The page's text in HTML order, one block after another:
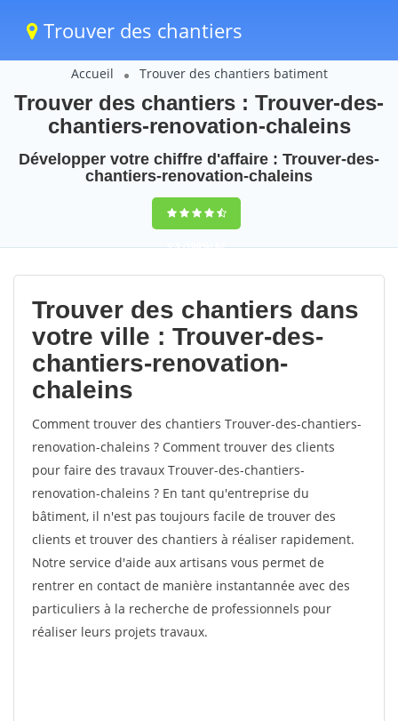
Trouver des chantiers
Accueil Trouver des chantiers batiment
Trouver des chantiers : Trouver-des-
chantiers-renovation-chaleins
Développer votre chiffre d'affaire : Trouver-des-
chantiers-renovation-chaleins
9,5(100%)82
votes
Trouver des chantiers dans
votre ville : Trouver-des-
chantiers-renovation-
chaleins
Comment trouver des chantiers Trouver-des-chantiers-
renovation-chaleins ? Comment trouver des clients
pour faire des travaux Trouver-des-chantiers-
renovation-chaleins ? En tant qu'entreprise du
bâtiment, il n'est pas toujours facile de trouver des
clients et trouver des chantiers à réaliser rapidement.
Notre service d'aide aux artisans vous permet de
rentrer en contact de manière instantannée avec des
particuliers à la recherche de professionnels pour
réaliser leurs projets travaux.